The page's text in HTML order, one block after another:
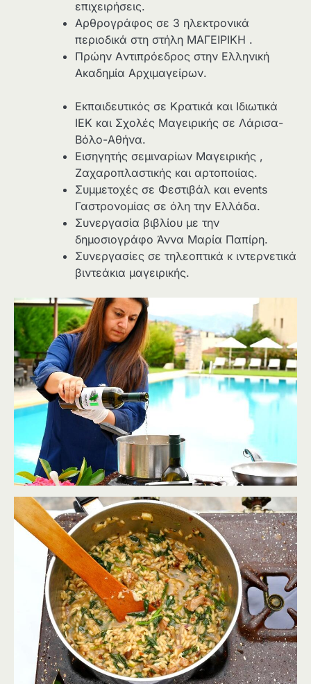
επιχειρήσεις.
Aρθρογράφος σε 3 ηλεκτρονικά
περιοδικά στη στήλη ΜΑΓΕΙΡΙΚΗ .
Πρώην Aντιπρόεδρος στην Ελληνική
Aκαδημία Aρχιμαγείρων.
Eκπαιδευτικός σε Κρατικά και Ιδιωτικά
ΙΕΚ και Σχολές Μαγειρικής σε Λάρισα-
Βόλο-Αθήνα.
Eισηγητής σεμιναρίων Mαγειρικής ,
Zαχαροπλαστικής και αρτοποιίας.
Συμμετοχές σε Φεστιβάλ και events
Γαστρονομίας σε όλη την Ελλάδα.
Συνεργασία βιβλίου με την
δημοσιογράφο Άννα Μαρία Παπίρη.
Συνεργασίες σε τηλεοπτικά κ ιντερνετικά
βιντεάκια μαγειρικής.